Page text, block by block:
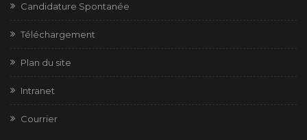
Candidature Spontanée
Téléchargement
Plan du site
Intranet
Courrier